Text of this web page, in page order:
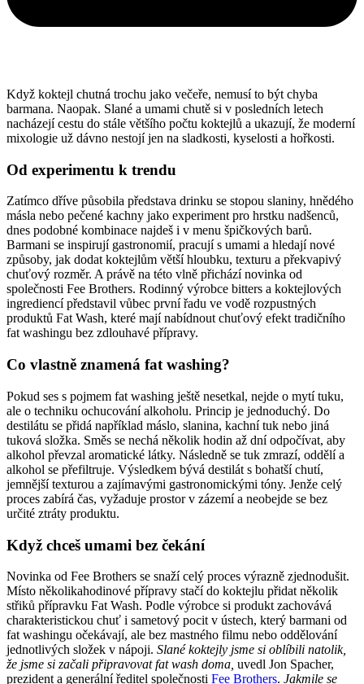
Když koktejl chutná trochu jako večeře, nemusí to být chyba
barmana. Naopak. Slané a umami chutě si v posledních letech
nacházejí cestu do stále většího počtu koktejlů a ukazují, že moderní
mixologie už dávno nestojí jen na sladkosti, kyselosti a hořkosti.
Od experimentu k trendu
Zatímco dříve působila představa drinku se stopou slaniny, hnědého
másla nebo pečené kachny jako experiment pro hrstku nadšenců,
dnes podobné kombinace najdeš i v menu špičkových barů.
Barmani se inspirují gastronomií, pracují s umami a hledají nové
způsoby, jak dodat koktejlům větší hloubku, texturu a překvapivý
chuťový rozměr. A právě na této vlně přichází novinka od
společnosti Fee Brothers. Rodinný výrobce bitters a koktejlových
ingrediencí představil vůbec první řadu ve vodě rozpustných
produktů Fat Wash, které mají nabídnout chuťový efekt tradičního
fat washingu bez zdlouhavé přípravy.
Co vlastně znamená fat washing?
Pokud ses s pojmem fat washing ještě nesetkal, nejde o mytí tuku,
ale o techniku ochucování alkoholu. Princip je jednoduchý. Do
destilátu se přidá například máslo, slanina, kachní tuk nebo jiná
tuková složka. Směs se nechá několik hodin až dní odpočívat, aby
alkohol převzal aromatické látky. Následně se tuk zmrazí, oddělí a
alkohol se přefiltruje. Výsledkem bývá destilát s bohatší chutí,
jemnější texturou a zajímavými gastronomickými tóny. Jenže celý
proces zabírá čas, vyžaduje prostor v zázemí a neobejde se bez
určité ztráty produktu.
Když chceš umami bez čekání
Novinka od Fee Brothers se snaží celý proces výrazně zjednodušit.
Místo několikahodinové přípravy stačí do koktejlu přidat několik
střiků přípravku Fat Wash. Podle výrobce si produkt zachovává
charakteristickou chuť i sametový pocit v ústech, který barmani od
fat washingu očekávají, ale bez mastného filmu nebo oddělování
jednotlivých složek v nápoji. Slané koktejly jsme si oblíbili natolik,
že jsme si začali připravovat fat wash doma, uvedl Jon Spacher,
prezident a generální ředitel společnosti Fee Brothers. Jakmile se